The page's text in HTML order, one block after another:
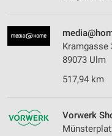
Kramgasse
89073 Ulm
517,94 km
Vorwerk